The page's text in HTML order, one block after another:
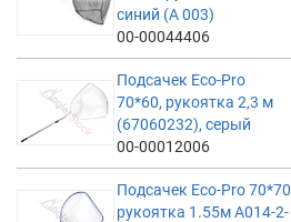
синий (А 003)
00-00044406
Подсачек Eco-Pro
70*60, рукоятка 2,3 м
(67060232), серый
00-00012006
Подсачек Eco-Pro 70*70
рукоятка 1.55м A014-2-